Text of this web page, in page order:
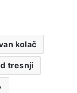
kolač
tresnji